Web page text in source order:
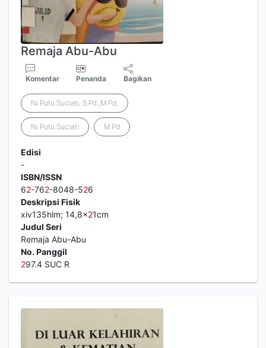
Remaja Abu-Abu
Komentar Penanda Bagikan
Ni Putu Suciati, S.Pd.,M.Pd,
Ni Putu Suciati M.Pd
Edisi
-
ISBN/ISSN
62-762-8048-526
Deskripsi Fisik
xiv135hlm; 14,8x21cm
Judul Seri
Remaja Abu-Abu
No. Panggil
297.4 SUC R